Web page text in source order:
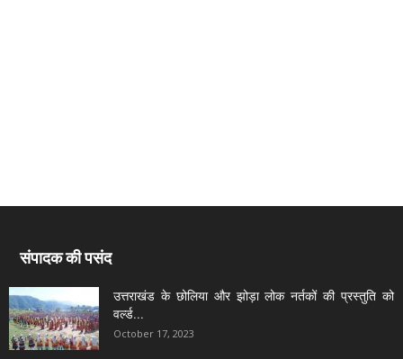
संपादक की पसंद
उत्तराखंड के छोलिया और झोड़ा लोक नर्तकों की प्रस्तुति को
वर्ल्ड...
October 17, 2023